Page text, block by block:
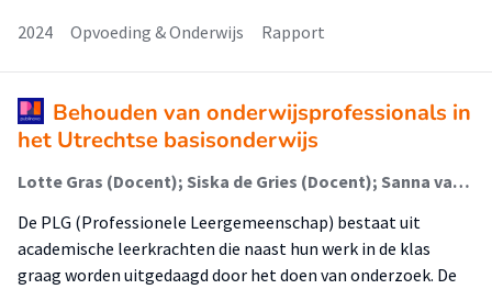
2024
Opvoeding & Onderwijs Rapport
Behouden van onderwijsprofessionals in
het Utrechtse basisonderwijs
Lotte Gras (Docent); Siska de Gries (Docent); Sanna van der Heijden (Docent); Brechtje Poldermans (Docent); Iris de Rooij (Docent); Bente Rademaker (Docent); Angela de Jong (Onderzoeker); Maaike Koopman (Onderzoeker)
De PLG (Professionele Leergemeenschap) bestaat uit
academische leerkrachten die naast hun werk in de klas
graag worden uitgedaagd door het doen van onderzoek. De